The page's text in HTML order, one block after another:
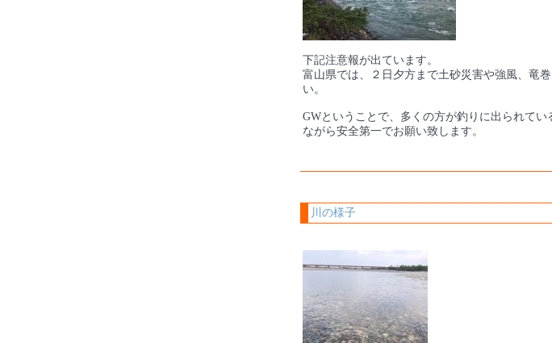
下記注意報が出ています。
富山県では、２日夕方まで土砂災害や強風、竜
い。
GWということで、多くの方が釣りに出られて
ながら安全第一でお願い致します。
川の様子